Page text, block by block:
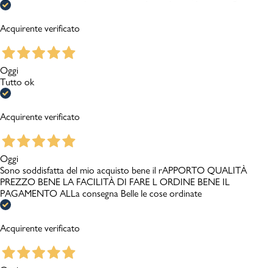
Acquirente verificato
Oggi
Tutto ok
Acquirente verificato
Oggi
Sono soddisfatta del mio acquisto bene il rAPPORTO QUALITÀ
PREZZO BENE LA FACILITÀ DI FARE L ORDINE BENE IL
PAGAMENTO ALLa consegna Belle le cose ordinate
Acquirente verificato